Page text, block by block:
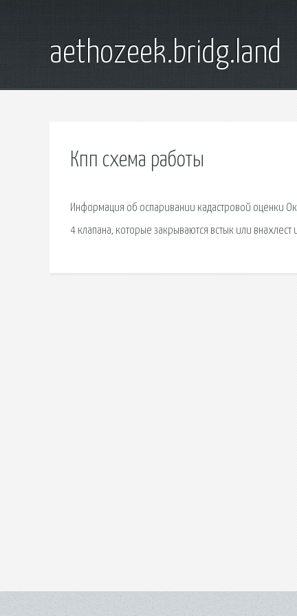
aethozeek.bridg.land
Кпп схема работы
Информация об оспаривании кадастровой оценки
4 клапана, которые закрываются встык или